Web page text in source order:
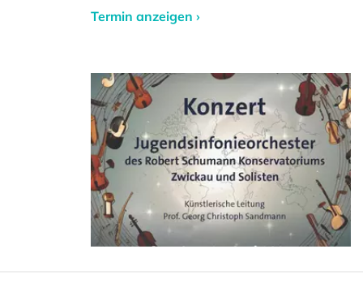
Termin anzeigen ›